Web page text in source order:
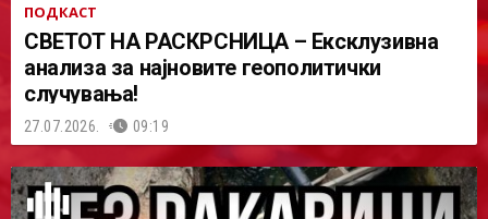
ПОДКАСТ
СВЕТОТ НА РАСКРСНИЦА – Ексклузивна
анализа за најновите геополитички
случувања!
27.07.2026. 09:19